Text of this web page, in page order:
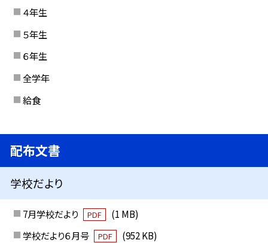
４年生
５年生
６年生
全学年
給食
配布文書
学校だより
7月学校だより PDF
(1 MB)
学校だより６月号
PDF
(952 KB)